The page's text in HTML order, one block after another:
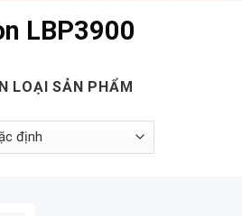
LBP3900
LOẠI SẢN PHẨM